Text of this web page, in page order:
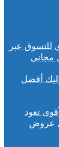
عبر
مجاني
البيضاء 2020.. إليك أفضل
تعود
70% خلال عروض